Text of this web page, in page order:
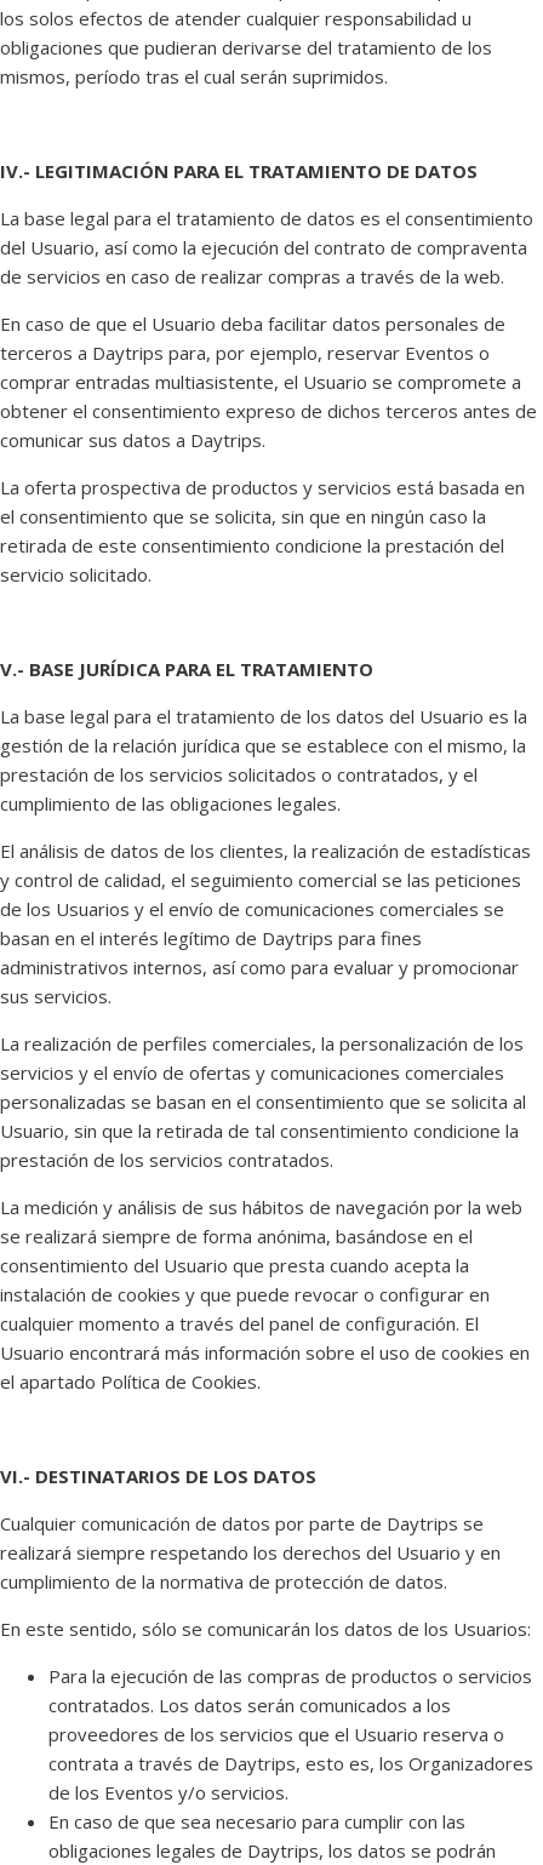
los solos efectos de atender cualquier responsabilidad u
obligaciones que pudieran derivarse del tratamiento de los
mismos, período tras el cual serán suprimidos.
IV.- LEGITIMACIÓN PARA EL TRATAMIENTO DE DATOS
La base legal para el tratamiento de datos es el consentimiento
del Usuario, así como la ejecución del contrato de compraventa
de servicios en caso de realizar compras a través de la web.
En caso de que el Usuario deba facilitar datos personales de
terceros a Daytrips para, por ejemplo, reservar Eventos o
comprar entradas multiasistente, el Usuario se compromete a
obtener el consentimiento expreso de dichos terceros antes de
comunicar sus datos a Daytrips.
La oferta prospectiva de productos y servicios está basada en
el consentimiento que se solicita, sin que en ningún caso la
retirada de este consentimiento condicione la prestación del
servicio solicitado.
V.- BASE JURÍDICA PARA EL TRATAMIENTO
La base legal para el tratamiento de los datos del Usuario es la
gestión de la relación jurídica que se establece con el mismo, la
prestación de los servicios solicitados o contratados, y el
cumplimiento de las obligaciones legales.
El análisis de datos de los clientes, la realización de estadísticas
y control de calidad, el seguimiento comercial se las peticiones
de los Usuarios y el envío de comunicaciones comerciales se
basan en el interés legítimo de Daytrips para fines
administrativos internos, así como para evaluar y promocionar
sus servicios.
La realización de perfiles comerciales, la personalización de los
servicios y el envío de ofertas y comunicaciones comerciales
personalizadas se basan en el consentimiento que se solicita al
Usuario, sin que la retirada de tal consentimiento condicione la
prestación de los servicios contratados.
La medición y análisis de sus hábitos de navegación por la web
se realizará siempre de forma anónima, basándose en el
consentimiento del Usuario que presta cuando acepta la
instalación de cookies y que puede revocar o configurar en
cualquier momento a través del panel de configuración. El
Usuario encontrará más información sobre el uso de cookies en
el apartado Política de Cookies.
VI.- DESTINATARIOS DE LOS DATOS
Cualquier comunicación de datos por parte de Daytrips se
realizará siempre respetando los derechos del Usuario y en
cumplimiento de la normativa de protección de datos.
En este sentido, sólo se comunicarán los datos de los Usuarios:
Para la ejecución de las compras de productos o servicios
contratados. Los datos serán comunicados a los
proveedores de los servicios que el Usuario reserva o
contrata a través de Daytrips, esto es, los Organizadores
de los Eventos y/o servicios.
En caso de que sea necesario para cumplir con las
obligaciones legales de Daytrips, los datos se podrán